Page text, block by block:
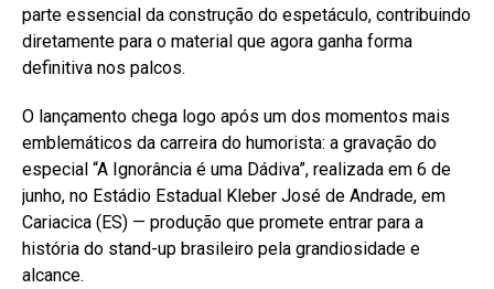
parte essencial da construção do espetáculo, contribuindo
diretamente para o material que agora ganha forma
definitiva nos palcos.
O lançamento chega logo após um dos momentos mais
emblemáticos da carreira do humorista: a gravação do
especial “A Ignorância é uma Dádiva”, realizada em 6 de
junho, no Estádio Estadual Kleber José de Andrade, em
Cariacica (ES) — produção que promete entrar para a
história do stand-up brasileiro pela grandiosidade e
alcance.